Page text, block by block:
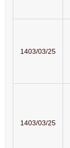
1403/03/25
1403/03/25